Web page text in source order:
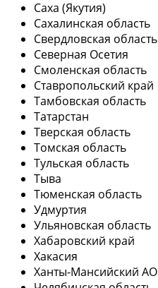
Саха (Якутия)
Сахалинская область
Свердловская область
Северная Осетия
Смоленская область
Ставропольский край
Тамбовская область
Татарстан
Тверская область
Томская область
Тульская область
Тыва
Тюменская область
Удмуртия
Ульяновская область
Хабаровский край
Хакасия
Ханты-Мансийский АО